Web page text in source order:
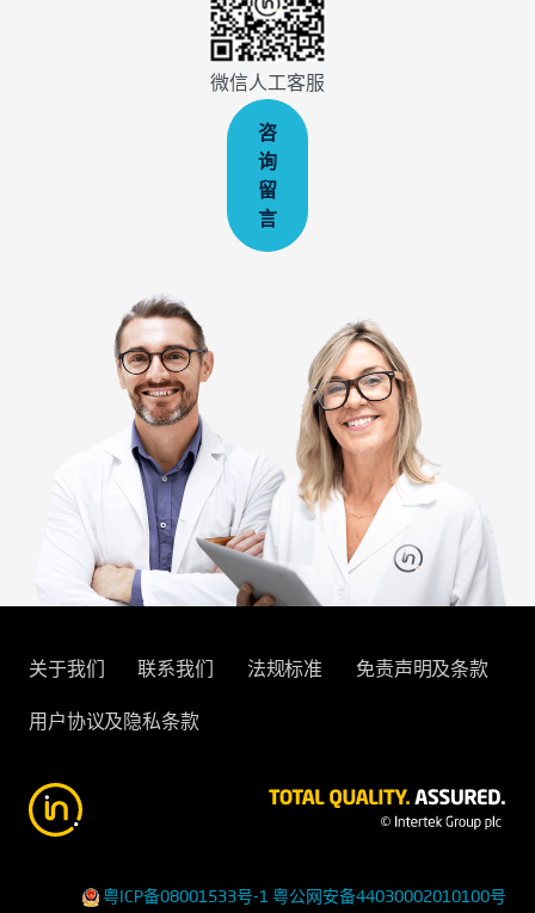
微信人工客服
咨
询
留
言
关于我们 联系我们 法规标准 免责声明及条款
用户协议及隐私条款
粤ICP备08001533号-1粤公网安备44030002010100号